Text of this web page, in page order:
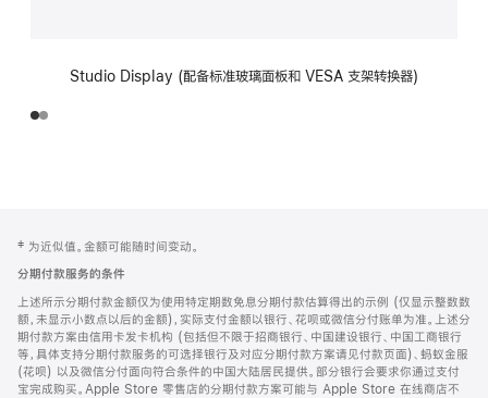
Studio Display (配备标准玻璃面板和 VESA 支架转换器)
页
页
脚
注
‡ 为近似值。金额可能随时间变动。
分期付款服务的条件
上述所示分期付款金额仅为使用特定期数免息分期付款估算得出的示例 (仅显示整数数
额，未显示小数点以后的金额)，实际支付金额以银行、花呗或微信分付账单为准。上述分
期付款方案由信用卡发卡机构 (包括但不限于招商银行、中国建设银行、中国工商银行
等，具体支持分期付款服务的可选择银行及对应分期付款方案请见付款页面)、蚂蚁金服
(花呗) 以及微信分付面向符合条件的中国大陆居民提供。部分银行会要求你通过支付
宝完成购买。Apple Store 零售店的分期付款方案可能与 Apple Store 在线商店不